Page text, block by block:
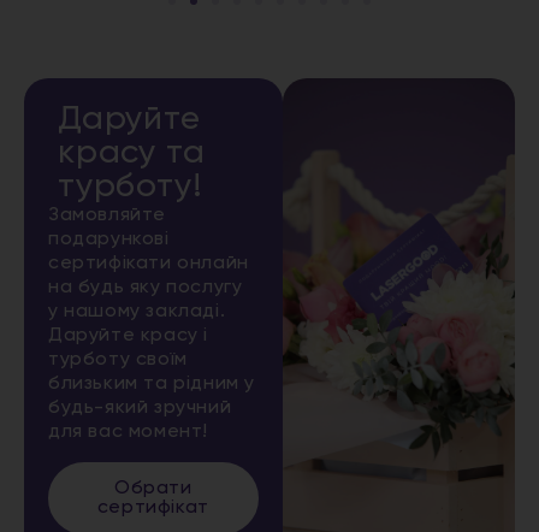
Даруйте
красу та
турботу!
Замовляйте
подарункові
сертифікати онлайн
на будь яку послугу
у нашому закладі.
Даруйте красу і
турботу своїм
близьким та рідним у
будь-який зручний
для вас момент!
Обрати
сертифікат